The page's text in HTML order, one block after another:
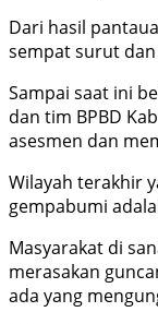
Dari hasil
sempat surut
Sampai saat ini
dan tim BPBD
asesmen dan
Wilayah terakhir
gempabumi
Masyarakat di
merasakan
ada yang